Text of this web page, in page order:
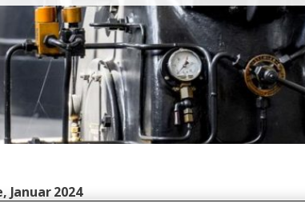
Januar 2024